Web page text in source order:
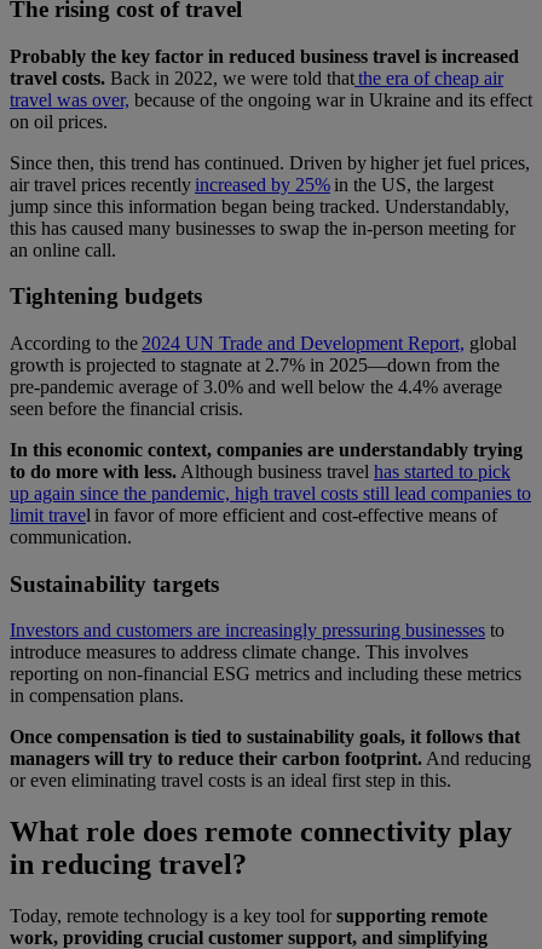
The rising cost of travel
Probably the key factor in reduced business travel is increased
travel costs. Back in 2022, we were told thatthe era of cheap air
travel was over, because of the ongoing war in Ukraine and its effect
on oil prices.
Since then, this trend has continued. Driven by higher jet fuel prices,
air travel prices recently increased by 25% in the US, the largest
jump since this information began being tracked. Understandably,
this has caused many businesses to swap the in-person meeting for
an online call.
Tightening budgets
According to the 2024 UN Trade and Development Report, global
growth is projected to stagnate at 2.7% in 2025—down from the
pre-pandemic average of 3.0% and well below the 4.4% average
seen before the financial crisis.
In this economic context, companies are understandably trying
to do more with less. Although business travel has started to pick
up again since the pandemic, high travel costs still lead companies to
limit travel in favor of more efficient and cost-effective means of
communication.
Sustainability targets
Investors and customers are increasingly pressuring businesses to
introduce measures to address climate change. This involves
reporting on non-financial ESG metrics and including these metrics
in compensation plans.
Once compensation is tied to sustainability goals, it follows that
managers will try to reduce their carbon footprint. And reducing
or even eliminating travel costs is an ideal first step in this.
What role does remote connectivity play
in reducing travel?
Today, remote technology is a key tool forsupporting remote
work, providing crucial customer support, and simplifying